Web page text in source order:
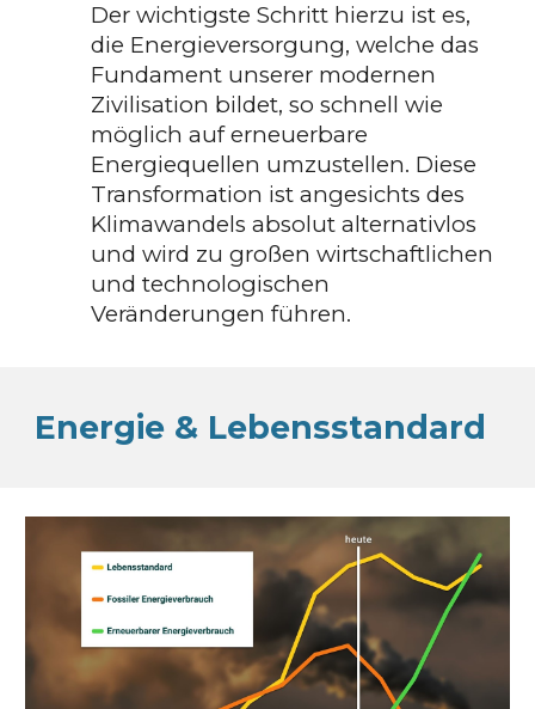
Der wichtigste Schritt hierzu ist es,
die Energieversorgung, welche das
Fundament unserer modernen
Zivilisation bildet, so schnell wie
möglich auf erneuerbare
Energiequellen umzustellen. Diese
Transformation ist angesichts des
Klimawandels absolut alternativlos
und wird zu großen wirtschaftlichen
und technologischen
Veränderungen führen.
Energie & Lebensstandard